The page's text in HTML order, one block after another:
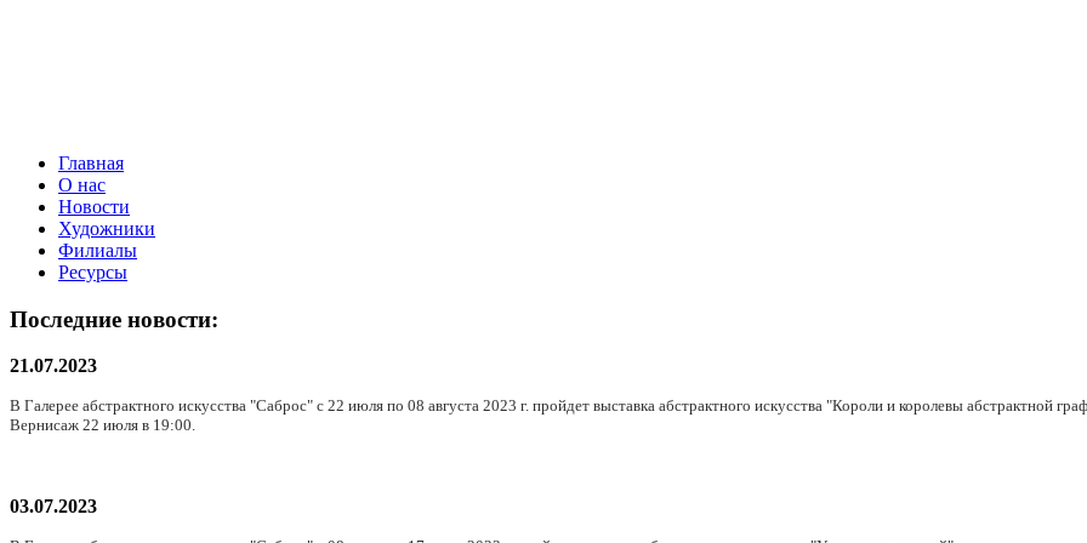
Главная
О нас
Новости
Художники
Филиалы
Ресурсы
Последние новости:
21.07.2023
В Галерее абстрактного искусства "Саброс" с 22 июля по 08 августа 2023 г. пройдет выставка абстрактного искусства "Короли и королевы абстрактной
Вернисаж 22 июля в 19:00.
03.07.2023